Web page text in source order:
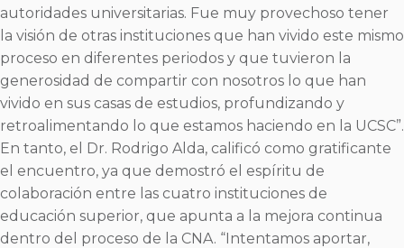
autoridades universitarias. Fue muy provechoso tener
la visión de otras instituciones que han vivido este mismo
proceso en diferentes periodos y que tuvieron la
generosidad de compartir con nosotros lo que han
vivido en sus casas de estudios, profundizando y
retroalimentando lo que estamos haciendo en la UCSC”.
En tanto, el Dr. Rodrigo Alda, calificó como gratificante
el encuentro, ya que demostró el espíritu de
colaboración entre las cuatro instituciones de
educación superior, que apunta a la mejora continua
dentro del proceso de la CNA. “Intentamos aportar,